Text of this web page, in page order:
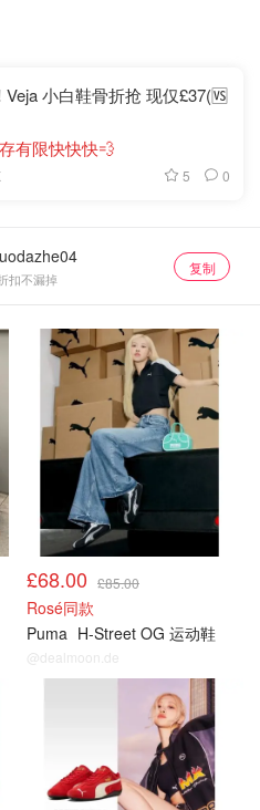
Veja 小白鞋骨折抢 现仅£37(🆚
有限快快快💨
5 0
扣不漏掉
复制
£68.00 £85.00
Rosé同款
Puma H-Street OG 运动鞋
@dealmoon.de